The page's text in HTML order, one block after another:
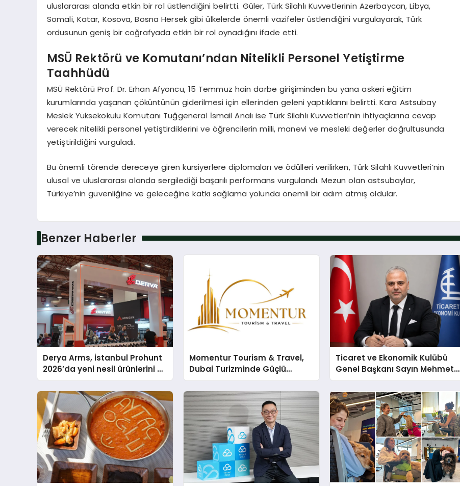
uluslararası alanda etkin bir rol üstlendiğini belirtti. Güler, Türk Silahlı Kuvvetlerinin Azerbaycan, Libya,
Somali, Katar, Kosova, Bosna Hersek gibi ülkelerde önemli vazifeler üstlendiğini vurgulayarak, Türk
ordusunun geniş bir coğrafyada etkin bir rol oynadığını ifade etti.
MSÜ Rektörü ve Komutanı’ndan Nitelikli Personel Yetiştirme
Taahhüdü
MSÜ Rektörü Prof. Dr. Erhan Afyoncu, 15 Temmuz hain darbe girişiminden bu yana askeri eğitim
kurumlarında yaşanan çöküntünün giderilmesi için ellerinden geleni yaptıklarını belirtti. Kara Astsubay
Meslek Yüksekokulu Komutanı Tuğgeneral İsmail Analı ise Türk Silahlı Kuvvetleri’nin ihtiyaçlarına cevap
verecek nitelikli personel yetiştirdiklerini ve öğrencilerin milli, manevi ve mesleki değerler doğrultusunda
yetiştirildiğini vurguladı.
Bu önemli törende dereceye giren kursiyerlere diplomaları ve ödülleri verilirken, Türk Silahlı Kuvvetleri’nin
ulusal ve uluslararası alanda sergilediği başarılı performans vurgulandı. Mezun olan astsubaylar,
Türkiye’nin güvenliğine ve geleceğine katkı sağlama yolunda önemli bir adım atmış oldular.
Benzer Haberler
Derya Arms, İstanbul Prohunt
2026’da yeni nesil ürünlerini ve
global marka vizyonunu
sergiledi
Momentur Tourism & Travel,
Dubai Turizminde Güçlü
Operasyon Ağıyla Fark
Yaratıyor
Ticaret ve Ekonomik Kulübü
Genel Başkanı Sayın Mehmet
Ulutaş, ekonomiye dair yaptığı
açıklamada şunları kaydetti: